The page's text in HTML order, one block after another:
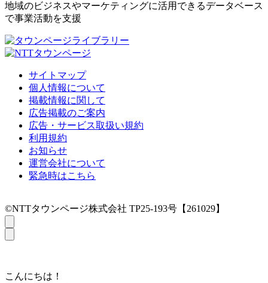
地域のビジネスやマーケティングに活用できるデータベース
で事業活動を支援
サイトマップ
個人情報について
掲載情報に関して
広告掲載のご案内
広告・サービス取扱い規約
利用規約
お知らせ
運営会社について
緊急時はこちら
©NTTタウンページ株式会社 TP25-193号【261029】
こんにちは！